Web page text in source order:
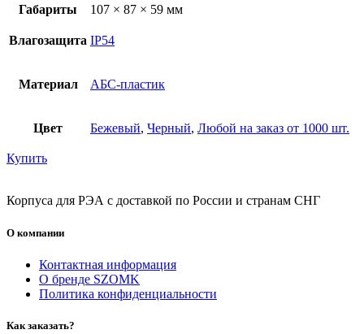
Габариты
107 × 87 × 59 мм
Влагозащита IP54
Материал АБС-пластик
Цвет Бежевый, Черный, Любой на заказ от 1000 шт.
Купить
Корпуса для РЭА с доставкой по России и странам СНГ
О компании
Контактная информация
О бренде SZOMK
Политика конфиденциальности
Как заказать?